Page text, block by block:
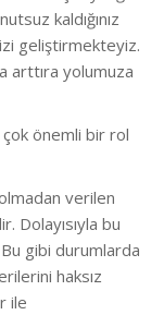
kaldığınız
geliştirmekteyiz.
arttıra yolumuza
önemli bir rol
verilen
Dolayısıyla bu
gibi durumlarda
haksız
ile